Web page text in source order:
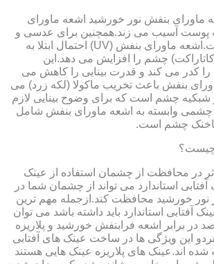
بنفش نور خورشید اشعه ماورای
پوست آسیب می زند.همچنین برای عدسی و
قرنیه چشم مضراست.اشعه ماورای بنفش (UV) احتمال ابتلا به
چشم را افزایش می دهد.این
کدر می کند و قدرت بینایی را کاهش می
بنفش باعث تخریب ماکولا (لکه زرد) می
شبکیه چشم است که برای وضوح بینایی لازم
وابسته به اشعه ماورای بنفش شامل
چشم است.
چیست؟
در محافظت از چشمان استفاده از عینک
استاندارد می تواند از چشمان شما در
نور خورشید محافظت کند.ازجمله مهم ترین
آفتابی استاندارد باید داشته باشد می توان
100 درصد در برابر اشعه فرابنفش خورشید و پلاریزه
این ویژگی ها در ساخت عینک های آفتابی
شده اند.عینک های پلاریزه عینک هایی هستند